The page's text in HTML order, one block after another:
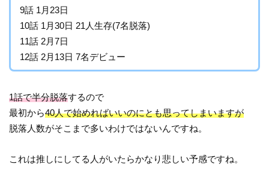
9話 1月23日
10話 1月30日 21人生存(7名脱落)
11話 2月7日
12話 2月13日 7名デビュー
1話で半分脱落するので
最初から40人で始めればいいのにとも思ってしまいますが
脱落人数がそこまで多いわけではないんですね。
これは推しにしてる人がいたらかなり悲しい予感ですね。